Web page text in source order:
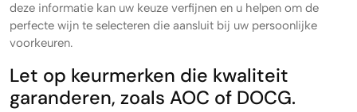
deze informatie kan uw keuze verfijnen en u helpen om de
perfecte wijn te selecteren die aansluit bij uw persoonlijke
voorkeuren.
Let op keurmerken die kwaliteit
garanderen, zoals AOC of DOCG.